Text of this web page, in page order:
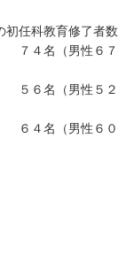
育修了者数
男性６７
男性５２
男性６０